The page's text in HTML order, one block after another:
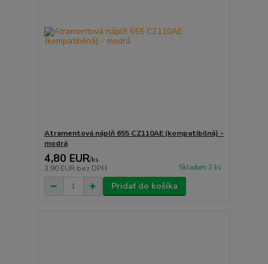
Atramentová náplň 655 CZ110AE (kompatibilná) -
modrá
4,80 EUR/ks
3,90 EUR bez DPH Skladom 2 ks
Pridať do košíka